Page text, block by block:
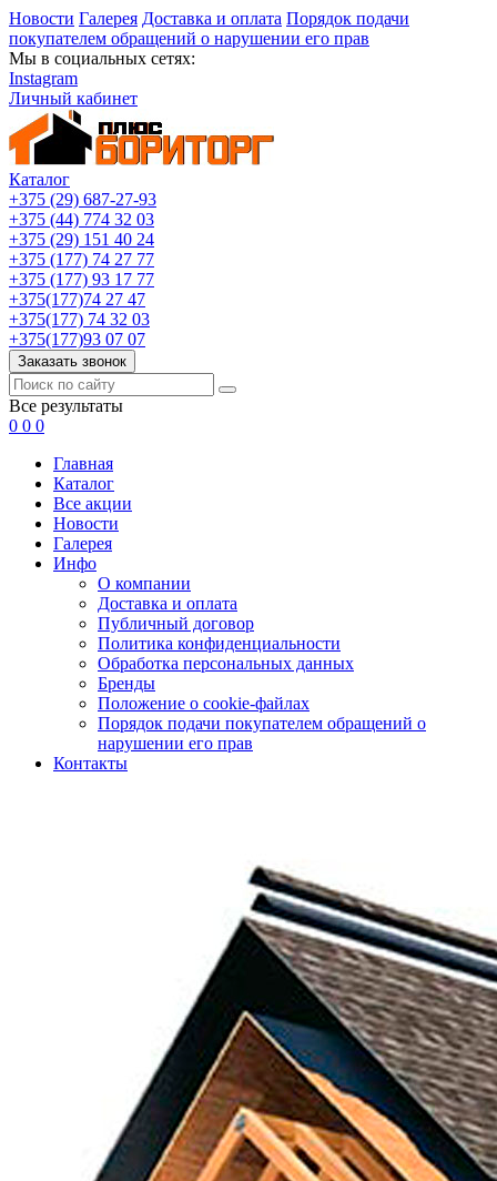
Новости Галерея Доставка и оплата Порядок подачи
покупателем обращений о нарушении его прав
Мы в социальных сетях:
Instagram
Личный кабинет
Каталог
+375 (29) 687-27-93
+375 (44) 774 32 03
+375 (29) 151 40 24
+375 (177) 74 27 77
+375 (177) 93 17 77
+375(177)74 27 47
+375(177) 74 32 03
+375(177)93 07 07
Заказать звонок
Все результаты
0 0 0
Главная
Каталог
Все акции
Новости
Галерея
Инфо
О компании
Доставка и оплата
Публичный договор
Политика конфиденциальности
Обработка персональных данных
Бренды
Положение о cookie-файлах
Порядок подачи покупателем обращений о
нарушении его прав
Контакты